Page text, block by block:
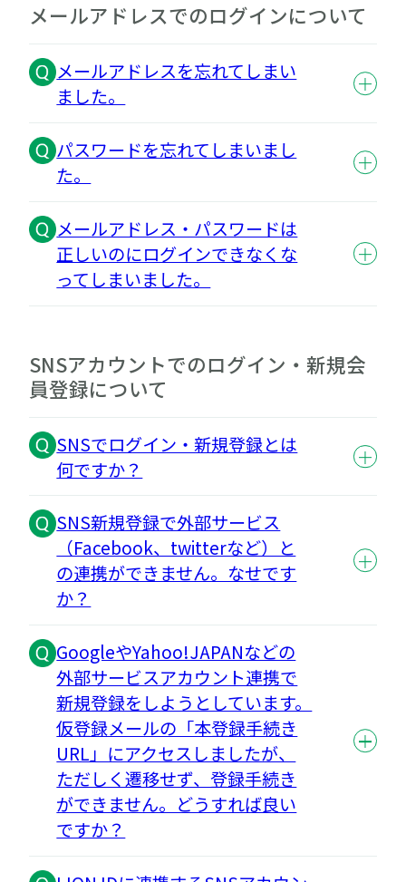
メールアドレスでのログインについて
メールアドレスを忘れてしまい
ました。
パスワードを忘れてしまいまし
た。
メールアドレス・パスワードは
正しいのにログインできなくな
ってしまいました。
SNSアカウントでのログイン・新規会
員登録について
SNSでログイン・新規登録とは
何ですか？
SNS新規登録で外部サービス
（Facebook、twitterなど）と
の連携ができません。なせです
か？
GoogleやYahoo!JAPANなどの
外部サービスアカウント連携で
新規登録をしようとしています。
仮登録メールの「本登録手続き
URL」にアクセスしましたが、
ただしく遷移せず、登録手続き
ができません。どうすれば良い
ですか？